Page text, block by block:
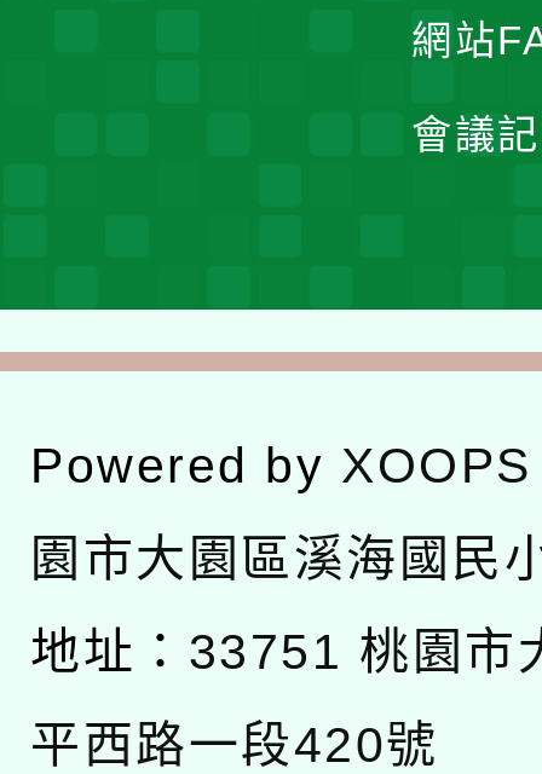
網站
會議
Powered by XOOPS
園市大園區溪海國民
地址： 33751 桃園市
平西路一段420號